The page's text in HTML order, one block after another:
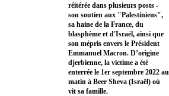
réitérée dans plusieurs posts -
son soutien aux "Palestiniens",
sa haine de la France, du
blasphème et d'Israël, ainsi que
son mépris envers le Président
Emmanuel Macron. D’origine
djerbienne, la victime a été
enterrée le 1er septembre 2022 au
matin à Beer Sheva (Israël) où
vit sa famille.